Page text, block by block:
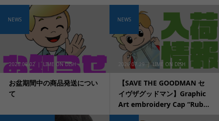
2026.08.02 LIME ON DISH
お盆期間中の商品発送につい
て
NEWS
2026.07.29 LIME ON DISH
【SAVE THE GOODMAN セ
イヴザグッドマン】Graphic
Art embroidery Cap “Rub...
NEWS